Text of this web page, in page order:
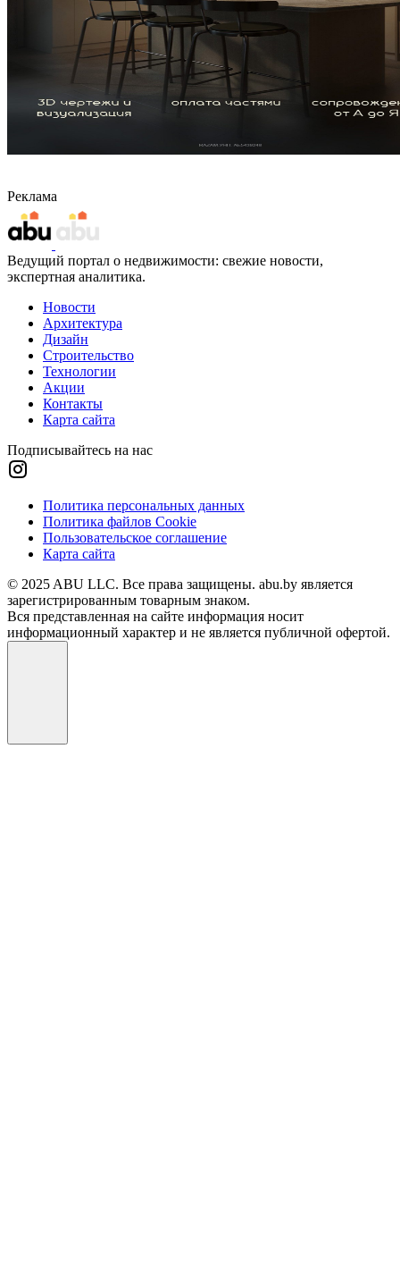
Реклама
Ведущий портал о недвижимости: свежие новости,
экспертная аналитика.
Новости
Архитектура
Дизайн
Строительство
Технологии
Акции
Контакты
Карта сайта
Подписывайтесь на нас
Политика персональных данных
Политика файлов Cookie
Пользовательское соглашение
Карта сайта
© 2025 ABU LLC. Все права защищены. abu.by является
зарегистрированным товарным знаком.
Вся представленная на сайте информация носит
информационный характер и не является публичной офертой.